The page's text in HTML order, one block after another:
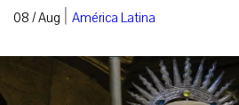
08 / Aug | América Latina